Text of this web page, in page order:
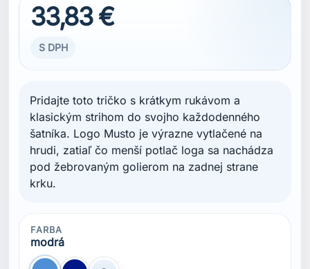
33,83 €
S DPH
Pridajte toto tričko s krátkym rukávom a
klasickým strihom do svojho každodenného
šatníka. Logo Musto je výrazne vytlačené na
hrudi, zatiaľ čo menší potlač loga sa nachádza
pod žebrovaným golierom na zadnej strane
krku.
FARBA
modrá